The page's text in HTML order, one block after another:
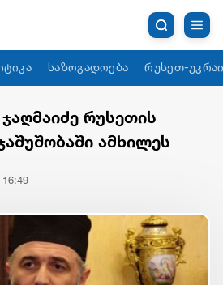
საზოგადოება რუსეთ-
რუსეთის
ამხილეს